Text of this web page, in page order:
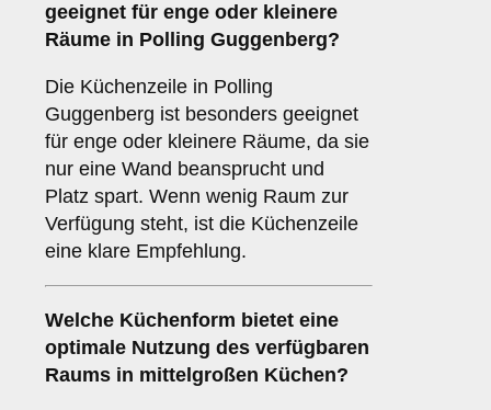
geeignet für enge oder kleinere
Räume in Polling Guggenberg?
Die Küchenzeile in Polling
Guggenberg ist besonders geeignet
für enge oder kleinere Räume, da sie
nur eine Wand beansprucht und
Platz spart. Wenn wenig Raum zur
Verfügung steht, ist die Küchenzeile
eine klare Empfehlung.
Welche Küchenform bietet eine
optimale Nutzung des verfügbaren
Raums in mittelgroßen Küchen?